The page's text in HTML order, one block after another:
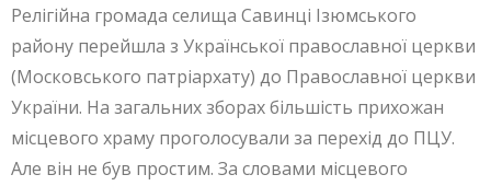
Релігійна громада селища Савинці Ізюмського
району перейшла з Української православної церкви
(Московського патріархату) до Православної церкви
України. На загальних зборах більшість прихожан
місцевого храму проголосували за перехід до ПЦУ.
Але він не був простим. За словами місцевого